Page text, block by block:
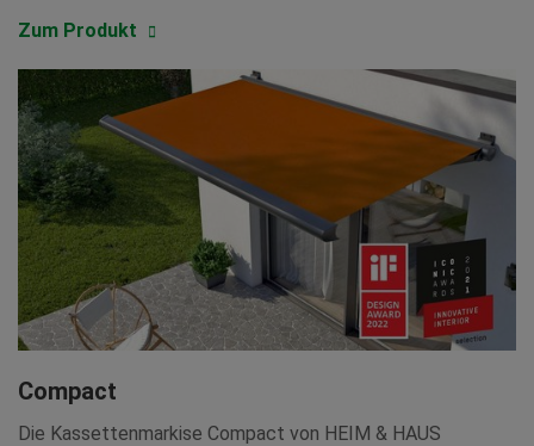
Zum Produkt
Compact
Die Kassettenmarkise Compact von HEIM & HAUS